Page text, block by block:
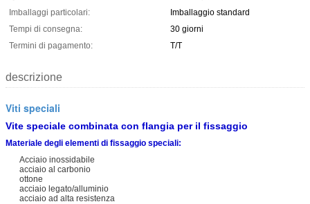
Imballaggi particolari:
Imballaggio standard
Tempi di consegna:
30 giorni
Termini di pagamento:
T/T
descrizione
Viti speciali
Vite speciale combinata con flangia per il fissaggio
Materiale degli elementi di fissaggio speciali:
Acciaio inossidabile
acciaio al carbonio
ottone
acciaio legato/alluminio
acciaio ad alta resistenza